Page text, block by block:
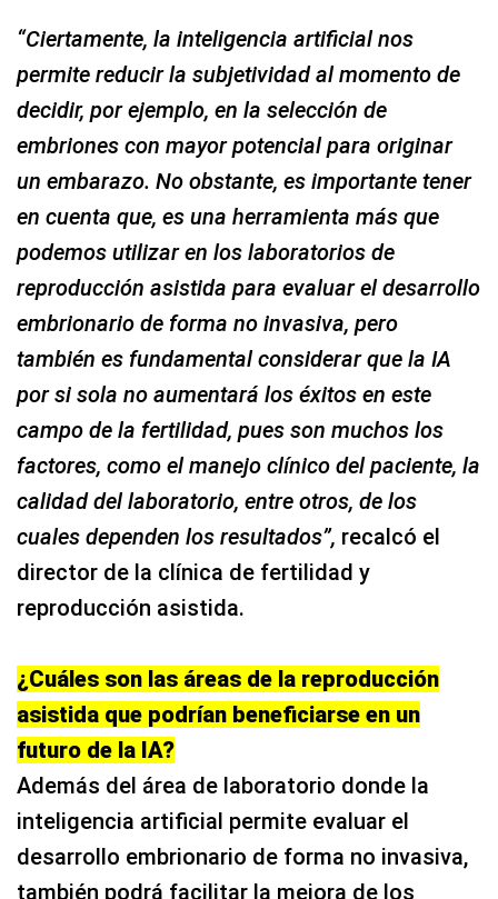
“Ciertamente, la inteligencia artificial nos
permite reducir la subjetividad al momento de
decidir, por ejemplo, en la selección de
embriones con mayor potencial para originar
un embarazo. No obstante, es importante tener
en cuenta que, es una herramienta más que
podemos utilizar en los laboratorios de
reproducción asistida para evaluar el desarrollo
embrionario de forma no invasiva, pero
también es fundamental considerar que la IA
por si sola no aumentará los éxitos en este
campo de la fertilidad, pues son muchos los
factores, como el manejo clínico del paciente, la
calidad del laboratorio, entre otros, de los
cuales dependen los resultados”, recalcó el
director de la clínica de fertilidad y
reproducción asistida.
¿Cuáles son las áreas de la reproducción
asistida que podrían beneficiarse en un
futuro de la IA?
Además del área de laboratorio donde la
inteligencia artificial permite evaluar el
desarrollo embrionario de forma no invasiva,
también podrá facilitar la mejora de los